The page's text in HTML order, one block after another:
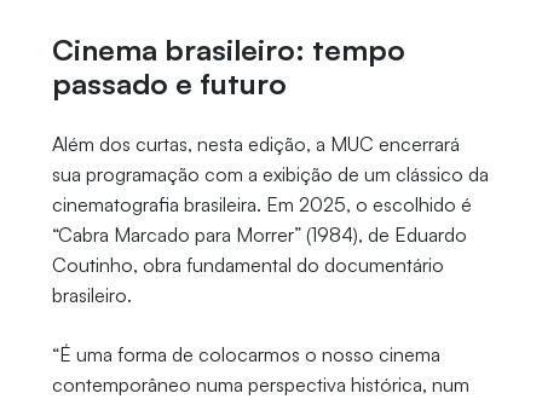
Cinema brasileiro: tempo
passado e futuro
Além dos curtas, nesta edição, a MUC encerrará
sua programação com a exibição de um clássico da
cinematografia brasileira. Em 2025, o escolhido é
“Cabra Marcado para Morrer” (1984), de Eduardo
Coutinho, obra fundamental do documentário
brasileiro.
“É uma forma de colocarmos o nosso cinema
contemporâneo numa perspectiva histórica, num